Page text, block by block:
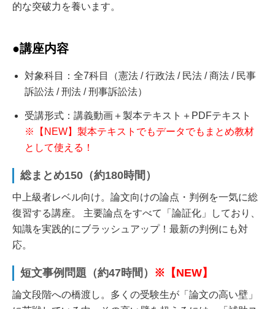
的な突破力を養います。
●講座内容
対象科目：全7科目（憲法 / 行政法 / 民法 / 商法 / 民事
訴訟法 / 刑法 / 刑事訴訟法）
受講形式：講義動画＋製本テキスト＋PDFテキスト
※【NEW】製本テキストでもデータでもまとめ教材
として使える！
総まとめ150（約180時間）
中上級者レベル向け。論文向けの論点・判例を一気に総
復習する講座。 主要論点をすべて「論証化」しており、
知識を実践的にブラッシュアップ！最新の判例にも対
応。
短文事例問題（約47時間） ※【NEW】
論文段階への橋渡し。多くの受験生が「論文の高い壁」